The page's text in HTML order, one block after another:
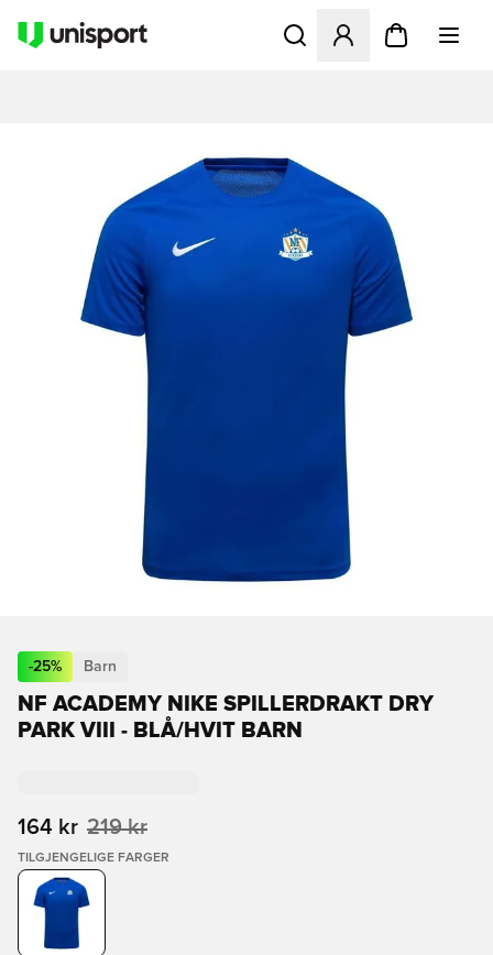
Åpner en Modal for å
-25% Barn
NF ACADEMY NIKE SPILLERDRAKT DRY
PARK VIII - BLÅ/HVIT BARN
164 kr 219 kr
TILGJENGELIGE FARGER